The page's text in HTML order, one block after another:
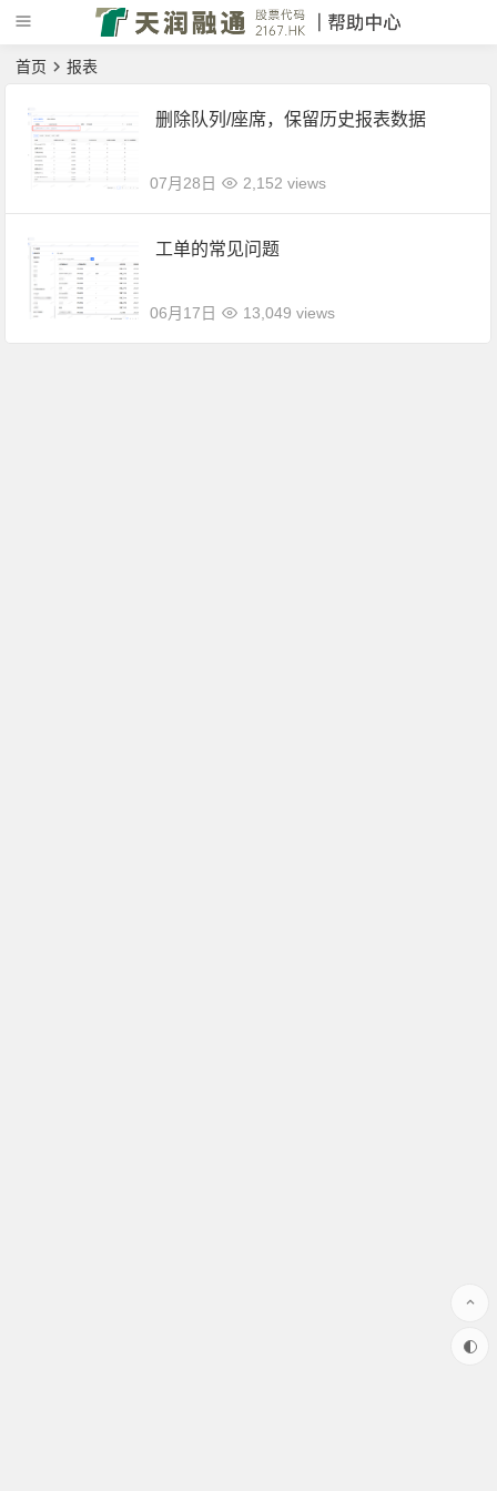
首页 报表
删除队列/座席，保留历史报表数据
07月28日 2,152 views
工单的常见问题
06月17日 13,049 views